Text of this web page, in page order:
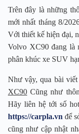
Trên đây là những
mới nhất tháng 8/
Với thiết kế hiện đại,
Volvo XC90 đang là
phân khúc xe SUV
Như vậy, qua bài
XC90 Cũng như
Hãy liên hệ tới số
https://carpla.vn để
cũng như cập nhật